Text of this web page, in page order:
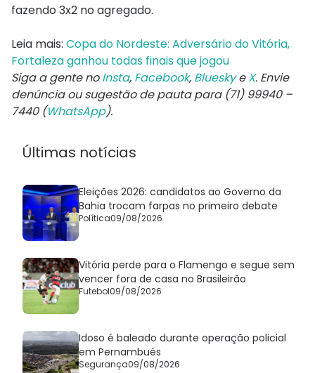
fazendo 3x2 no agregado.
Leia mais: Copa do Nordeste: Adversário do Vitória,
Fortaleza ganhou todas finais que jogou
Siga a gente noInsta, Facebook, BlueskyeX. Envie
denúncia ou sugestão de pauta para (71) 99940 –
7440 (WhatsApp).
Últimas notícias
Eleições 2026: candidatos ao Governo da
Bahia trocam farpas no primeiro debate
Política09/08/2026
Vitória perde para o Flamengo e segue sem
vencer fora de casa no Brasileirão
Futebol09/08/2026
Idoso é baleado durante operação policial
em Pernambués
Segurança09/08/2026